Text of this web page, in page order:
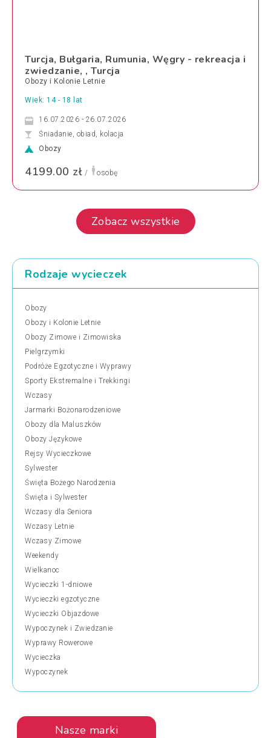
Turcja, Bułgaria, Rumunia, Węgry - rekreacja i
zwiedzanie, , Turcja
Obozy i Kolonie Letnie
Wiek: 14 - 18 lat
16.07.2026 - 26.07.2026
Śniadanie, obiad, kolacja
Obozy
4199.00 zł / osobę
Zobacz wszystkie
Rodzaje wycieczek
Obozy
Obozy i Kolonie Letnie
Obozy Zimowe i Zimowiska
Pielgrzymki
Podróże Egzotyczne i Wyprawy
Sporty Ekstremalne i Trekkingi
Wczasy
Jarmarki Bożonarodzeniowe
Obozy dla Maluszków
Obozy Językowe
Rejsy Wycieczkowe
Sylwester
Święta Bożego Narodzenia
Święta i Sylwester
Wczasy dla Seniora
Wczasy Letnie
Wczasy Zimowe
Weekendy
Wielkanoc
Wycieczki 1-dniowe
Wycieczki egzotyczne
Wycieczki Objazdowe
Wypoczynek i Zwiedzanie
Wyprawy Rowerowe
Wycieczka
Wypoczynek
Nasze marki